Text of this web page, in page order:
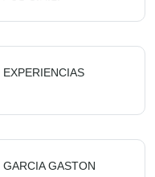
EXPERIENCIAS
GARCIA GASTON